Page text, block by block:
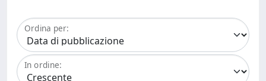
Ordina per:
In ordine: